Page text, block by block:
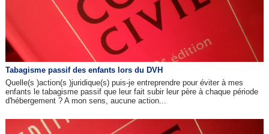
Tabagisme passif des enfants lors du DVH
Quelle(s )action(s )juridique(s) puis-je entreprendre pour éviter à mes
enfants le tabagisme passif que leur fait subir leur père à chaque période
d'hébergement ? A mon sens, aucune action...